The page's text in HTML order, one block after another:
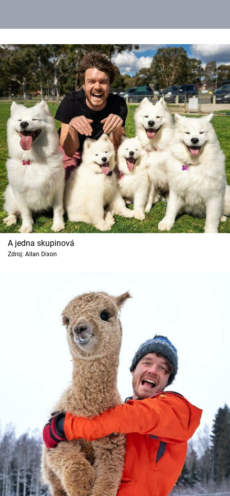
A jedna skupinová
Zdroj: Allan Dixon